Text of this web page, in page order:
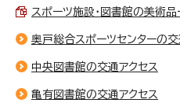
スポーツ施設・図書館の美術
奥戸総合スポーツセンターの交
中央図書館の交通アクセス
亀有図書館の交通アクセス